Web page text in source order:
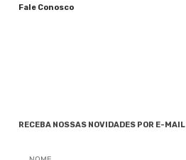
Fale Conosco
RECEBA NOSSAS NOVIDADES POR E-MAIL